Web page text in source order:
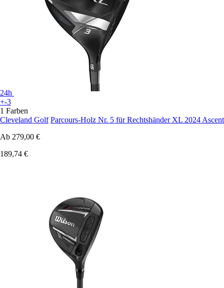
24h
+-3
1 Farben
Cleveland Golf Parcours-Holz Nr. 5 für Rechtshänder XL 2024 Ascent
Ab 279,00 €
189,74 €